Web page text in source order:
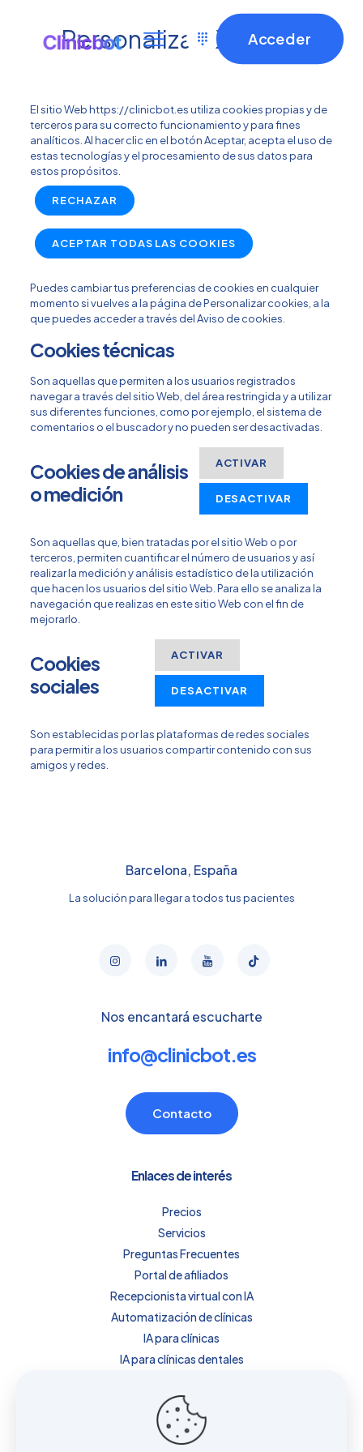
Acceder
Personalizar Cookies
El sitio Web https://clinicbot.es utiliza cookies propias y de
terceros para su correcto funcionamiento y para fines
analíticos. Al hacer clic en el botón Aceptar, acepta el uso de
estas tecnologías y el procesamiento de sus datos para
estos propósitos.
RECHAZAR
ACEPTAR TODAS LAS COOKIES
Puedes cambiar tus preferencias de cookies en cualquier
momento si vuelves a la página de Personalizar cookies, a la
que puedes acceder a través del Aviso de cookies.
Cookies técnicas
Son aquellas que permiten a los usuarios registrados
navegar a través del sitio Web, del área restringida y a utilizar
sus diferentes funciones, como por ejemplo, el sistema de
comentarios o el buscador y no pueden ser desactivadas.
Cookies de análisis
o medición
ACTIVAR
DESACTIVAR
Son aquellas que, bien tratadas por el sitio Web o por
terceros, permiten cuantificar el número de usuarios y así
realizar la medición y análisis estadístico de la utilización
que hacen los usuarios del sitio Web. Para ello se analiza la
navegación que realizas en este sitio Web con el fin de
mejorarlo.
Cookies
sociales
ACTIVAR
DESACTIVAR
Son establecidas por las plataformas de redes sociales
para permitir a los usuarios compartir contenido con sus
amigos y redes.
Barcelona, España
La solución para llegar a todos tus pacientes
Nos encantará escucharte
info@clinicbot.es
Contacto
Enlaces de interés
Precios
Servicios
Preguntas Frecuentes
Portal de afiliados
Recepcionista virtual con IA
Automatización de clínicas
IA para clínicas
IA para clínicas dentales
IA para fisioterapia
Precios
Sobre nosotros